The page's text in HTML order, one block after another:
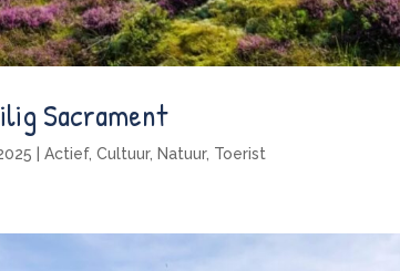
Sacrament
|Actief,Cultuur,Natuur, Toerist